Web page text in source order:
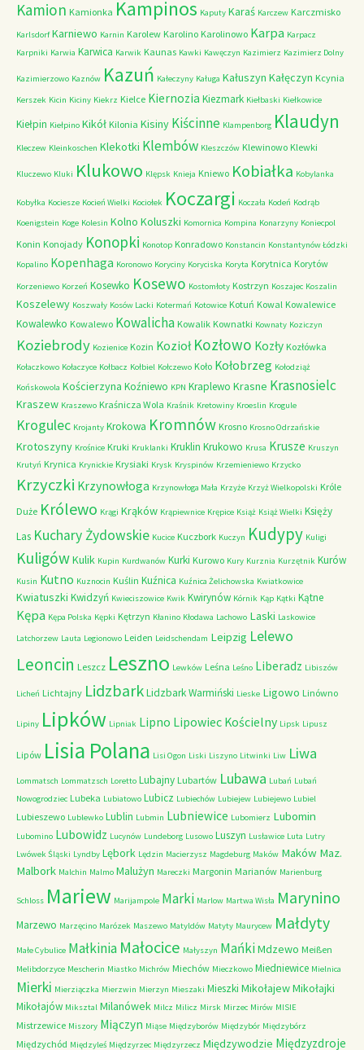
Kamion Kamionka Kampinos Kaputy Karaś Karczew Karczmisko
Karlsdorf Karniewo Karnin Karolew Karolino Karolinowo Karpa Karpacz
Karpniki Karwia Karwica Karwik Kaunas Kawki Kawęczyn Kazimierz Kazimierz Dolny
Kazimierzowo Kaznów Kazuń Kałeczyny Kaługa Kałuszyn Kałęczyn Kcynia
Kerszek Kicin Kiciny Kiekrz Kielce Kiernozia Kiezmark Kiełbaski Kiełkowice
Kiełpin Kiełpino Kikół Kilonia Kisiny Kiścinne Klampenborg Klaudyn
Kleczew Kleinkoschen Klekotki Klembów Kleszczów Klewinowo Klewki
Kluczewo Kluki Klukowo Klępsk Knieja Kniewo Kobiałka Kobylanka
Kobyłka Kociesze Kocień Wielki Kociołek Koczargi Koczała Kodeń Kodrąb
Koenigstein Koge Kolesin Kolno Koluszki Komornica Kompina Konarzyny Koniecpol
Konin Konojady Konopki Konotop Konradowo Konstancin Konstantynów Łódzki
Kopalino Kopenhaga Koronowo Koryciny Koryciska Koryta Korytnica Korytów
Korzeniewo Korzeń Kosewko Kosewo Kostomłoty Kostrzyn Koszajec Koszalin
Koszelewy Koszwały Kosów Lacki Kotermań Kotowice Kotuń Kowal Kowalewice
Kowalewko Kowalewo Kowalicha Kowalik Kownatki Kownaty Koziczyn
Koziebrody Kozienice Kozin Kozioł Kozłowo Kozły Kozłówka
Kołaczkowo Kołaczyce Kołbacz Kołbiel Kołczewo Koło Kołobrzeg Kołodziąż
Końskowola Kościerzyna Koźniewo KPN Kraplewo Krasne Krasnosielc
Kraszew Kraszewo Kraśnicza Wola Kraśnik Kretowiny Kroeslin Krogule
Krogulec Krojanty Krokowa Kromnów Krosno Krosno Odrzańskie
Krotoszyny Krośnice Kruki Kruklanki Kruklin Krukowo Krusa Krusze Kruszyn
Krutyń Krynica Krynickie Krysiaki Krysk Kryspinów Krzemieniewo Krzycko
Krzyczki Krzynowłoga Krzynowłoga Mała Krzyże Krzyż Wielkopolski Króle
Duże Królewo Krągi Krąków Krąpiewnice Krępice Książ Książ Wielki Księży
Las Kuchary Żydowskie Kucice Kuczbork Kuczyn Kudypy Kuligi
KuligówKulik Kupin Kurdwanów Kurki Kurowo Kury Kurznia Kurzętnik Kurów
Kusin Kutno Kuznocin Kuślin Kuźnica Kuźnica Żelichowska Kwiatkowice
Kwiatuszki Kwidzyń Kwieciszowice Kwik Kwirynów Kórnik Kąp Kątki Kątne
Kępa Kępa Polska Kępki Kętrzyn Kłanino Kłodawa Lachowo Laski Laskowice
Latchorzew Lauta Legionowo Leiden Leidschendam Leipzig Lelewo
Leoncin Leszcz Leszno Lewków Leśna Leśno Liberadz Libiszów
Licheń Lichtajny LidzbarkLidzbark Warmiński Lieske Ligowo Linówno
Lipiny Lipków Lipniak Lipno Lipowiec Kościelny Lipsk Lipusz
Lipów Lisia Polana Lisi Ogon Liski Liszyno Litwinki Liw Liwa
Lommatsch Lommatzsch Loretto Lubajny Lubartów Lubawa Lubań Lubań
Nowogrodziec Lubeka Lubiatowo Lubicz Lubiechów Lubiejew Lubiejewo Lubiel
Lubieszewo Lublewko Lublin Lubmin Lubniewice Lubomierz Lubomin
Lubomino Lubowidz Lucynów Lundeborg Lusowo Luszyn Lusławice Luta Lutry
Lwówek Śląski Lyndby Lębork Lędzin Macierzysz Magdeburg Maków Maków Maz.
Malbork Malchin Malmo Malużyn Mareczki Margonin Marianów Marienburg
Schloss Mariew Marijampole Marki Marlow Martwa Wisła Marynino
Marzewo Marzęcino Marózek Maszewo Matyldów Matyty Maurycew Małdyty
Małe Cybulice Małkinia Małocice Małyszyn MańkiMdzewo Meißen
Melibdorzyce Mescherin Miastko Michrów Miechów Mieczkowo Miedniewice Mielnica
Mierki Mierziączka Mierzwin Mierzyn Mieszaki Mieszki MikołajewMikołajki
Mikołajów Miksztal Milanówek Milcz Milicz Mirsk Mirzec Mirów MISIE
Mistrzewice Miszory Miączyn Miąse Międzyborów Międzybór Międzybórz
Międzychód Międzyleś Międzyrzec Międzyrzecz Międzywodzie Międzyzdroje